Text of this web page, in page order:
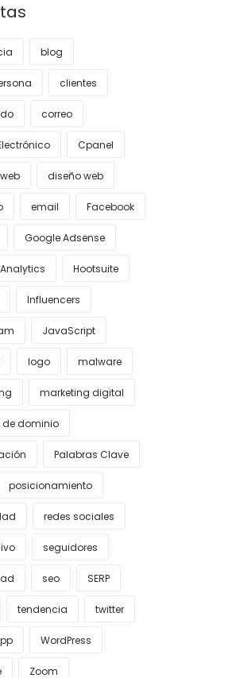
blog
clientes
correo
Cpanel
diseño web
email Facebook
Google Adsense
Hootsuite
Influencers
JavaScript
logo malware
marketing digital
de dominio
Palabras Clave
posicionamiento
redes sociales
seguidores
seo SERP
tendencia twitter
WordPress
Zoom